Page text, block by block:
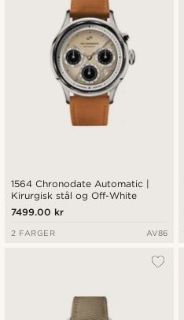
1564 Chronodate Automatic |
Kirurgisk stål og Off-White
7499.00 kr
2 FARGER AV86